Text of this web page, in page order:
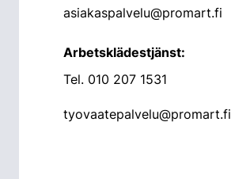
asiakaspalvelu@promart.fi
Arbetsklädestjänst:
Tel. 010 207 1531
tyovaatepalvelu@promart.fi